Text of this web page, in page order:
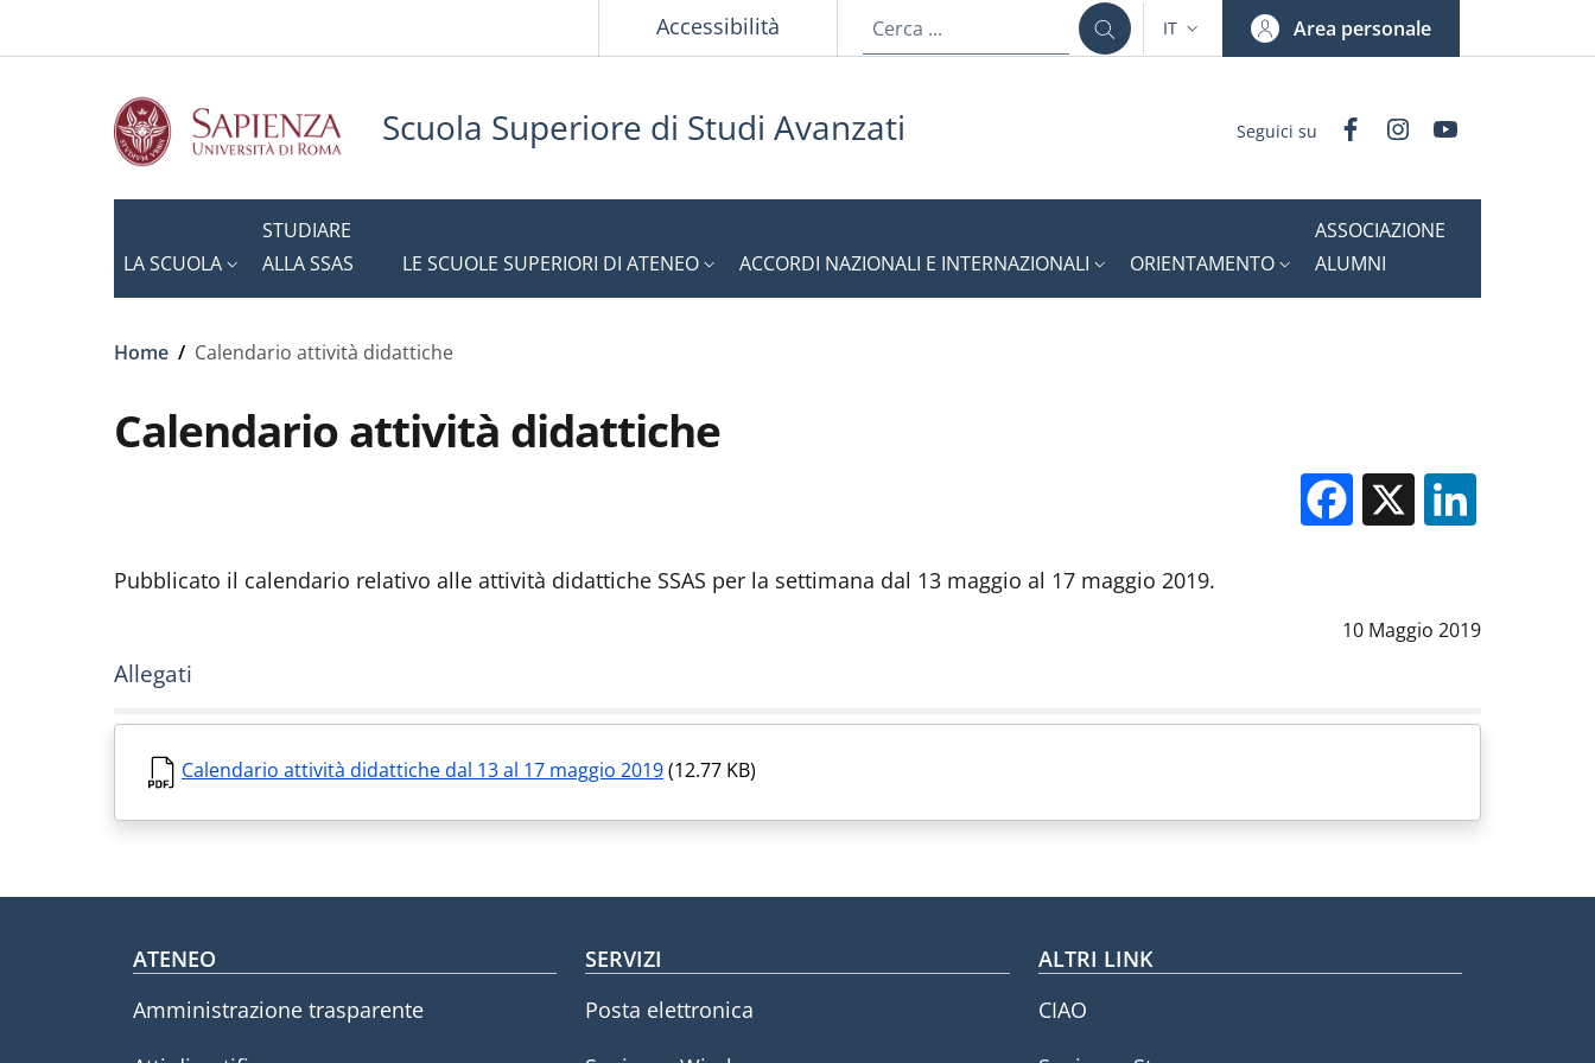
Accessibilità SELETTORE LINGUA: CURRENT LANGUAGE
IT Area personale
Scuola Superiore di Studi Avanzati Seguici su FacebookInstagram
LA SCUOLA
STUDIARE
ALLA SSAS
LE SCUOLE SUPERIORI DI ATENEO ACCORDI NAZIONALI E INTERNAZIONALI ORIENTAMENTO
ASSOCIAZIONE
ALUMNI
Briciole di pane
Home / Calendario attività didattiche
Calendario attività didattiche
Facebook
X
Pubblicato il calendario relativo alle attività didattiche SSAS per la settimana dal 13 maggio al 17 maggio 2019.
Data notizia:
10 Maggio 2019
Allegati
Calendario attività didattiche dal 13 al 17 maggio 2019(12.77 KB)
Footer menu
ATENEO
Amministrazione trasparente
SERVIZI
Posta elettronica
ALTRI LINK
CIAO